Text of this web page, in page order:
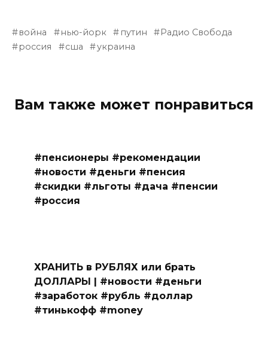
война нью-йорк путин
Радио Свобода
россия
сша украина
Вам также может понравиться
#пенсионеры #рекомендации
#новости #деньги #пенсия
#скидки #льготы #дача #пенсии
#россия
ХРАНИТЬ в РУБЛЯХ или брать
ДОЛЛАРЫ | #новости #деньги
#заработок #рубль #доллар
#тинькофф #money